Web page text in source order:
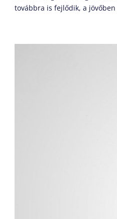
továbbra is fejlődik, a jövőben